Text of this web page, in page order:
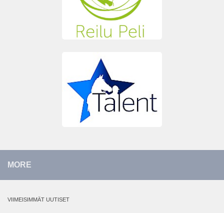
MORE
VIIMEISIMMÄT UUTISET